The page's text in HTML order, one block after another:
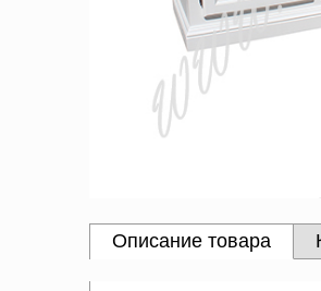
Описание товара